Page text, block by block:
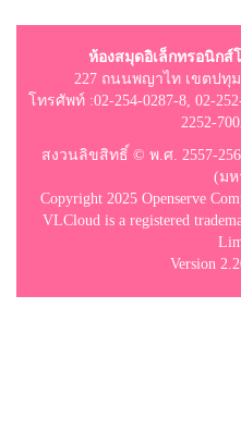
ห้องสมุดอิเล็กทรอนิกส์
227 ถนนพญาไท เขตปทุ
โทรศัพท์ :02-254-0287-8, 02-
2252-
สงวนลิขสิทธิ์ © พ.ศ. 2557-
(ม
Copyright 2025 Openserve
VLCloud is a registered
Version